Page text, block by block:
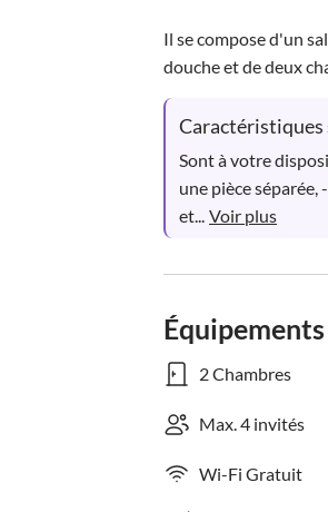
Il se compose d'un
douche et de deux
Caractéristiques
Sont à votre
une pièce séparée,
et... Voir plus
Équipements
2 Chambres
Max. 4 invités
Wi-Fi Gratuit